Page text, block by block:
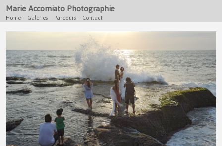
Marie Accomiato Photographie
Home Galeries Parcours Contact